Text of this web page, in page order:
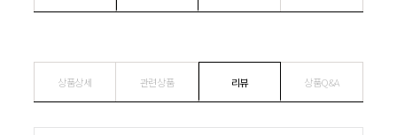
상품상세 관련상품 리뷰 상품Q&A